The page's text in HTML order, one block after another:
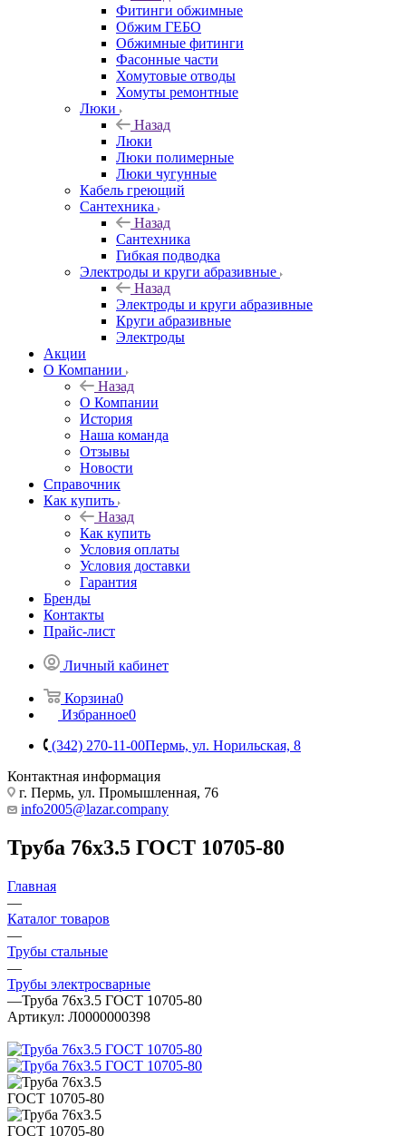
Фитинги обжимные
Обжим ГЕБО
Обжимные фитинги
Фасонные части
Хомутовые отводы
Хомуты ремонтные
Люки
Назад
Люки
Люки полимерные
Люки чугунные
Кабель греющий
Сантехника
Назад
Сантехника
Гибкая подводка
Электроды и круги абразивные
Назад
Электроды и круги абразивные
Круги абразивные
Электроды
Акции
О Компании
Назад
О Компании
История
Наша команда
Отзывы
Новости
Справочник
Как купить
Назад
Как купить
Условия оплаты
Условия доставки
Гарантия
Бренды
Контакты
Прайс-лист
Личный кабинет
Корзина0
Избранное0
(342) 270-11-00Пермь, ул. Норильская, 8
Контактная информация
г. Пермь, ул. Промышленная, 76
info2005@lazar.company
Труба 76х3.5 ГОСТ 10705-80
Главная
—
Каталог товаров
—
Трубы стальные
—
Трубы электросварные
—Труба 76х3.5 ГОСТ 10705-80
Артикул: Л0000000398